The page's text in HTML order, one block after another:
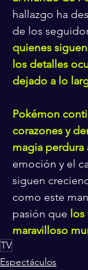
hallazgo ha
de los
quienes
los detalles
dejado a lo
Pokémon
corazones y
magia perdura
emoción y el
siguen
como este
pasión que
maravilloso
TV
Espectáculos